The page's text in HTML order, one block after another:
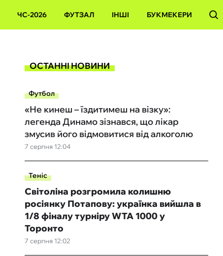
ЧС-2026 ФУТЗАЛ ІНШІ БУКМЕКЕРИ
ОСТАННІ НОВИНИ
Футбол
7 серпня 12:04
«Не кинеш – їздитимеш на візку»:
легенда Динамо зізнався, що лікар
змусив його відмовитися від алкоголю
Теніс
7 серпня 12:02
Світоліна розгромила колишню
росіянку Потапову: українка вийшла в
1/8 фіналу турніру WTA 1000 у
Торонто